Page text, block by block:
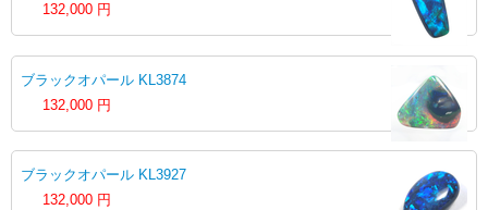
132,000 円
ブラックオパール KL3874
132,000 円
ブラックオパール KL3927
132,000 円